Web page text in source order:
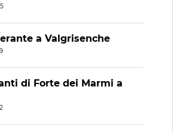
a Valgrisenche
di Forte dei Marmi a